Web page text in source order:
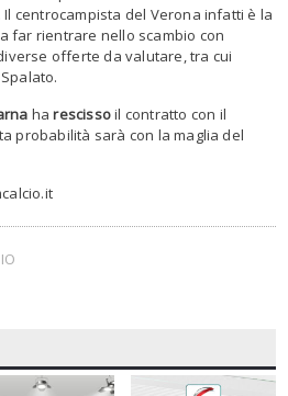
centrocampista del Verona infatti è la
far rientrare nello scambio con
offerte da valutare, tra cui
harescissoil contratto con il
probabilità sarà con la maglia del